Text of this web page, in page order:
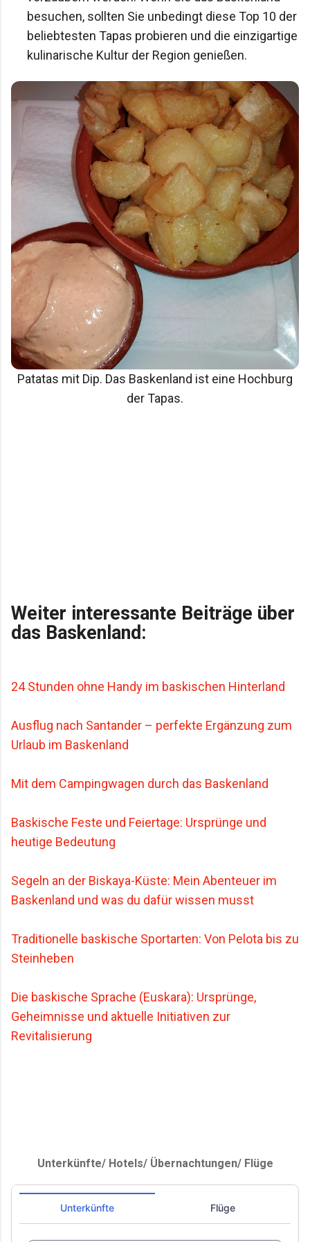
besuchen, sollten Sie unbedingt diese Top 10 der
beliebtesten Tapas probieren und die einzigartige
kulinarische Kultur der Region genießen.
Patatas mit Dip. Das Baskenland ist eine Hochburg
der Tapas.
Weiter interessante Beiträge über
das Baskenland:
24 Stunden ohne Handy im baskischen Hinterland
Ausflug nach Santander – perfekte Ergänzung zum
Urlaub im Baskenland
Mit dem Campingwagen durch das Baskenland
Baskische Feste und Feiertage: Ursprünge und
heutige Bedeutung
Segeln an der Biskaya-Küste: Mein Abenteuer im
Baskenland und was du dafür wissen musst
Traditionelle baskische Sportarten: Von Pelota bis zu
Steinheben
Die baskische Sprache (Euskara): Ursprünge,
Geheimnisse und aktuelle Initiativen zur
Revitalisierung
Unterkünfte/ Hotels/ Übernachtungen/ Flüge